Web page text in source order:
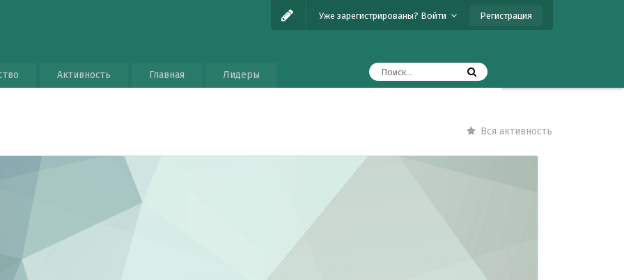
Уже зарегистрированы? Войти Регистрация
Активность Главная Лидеры
Вся активность